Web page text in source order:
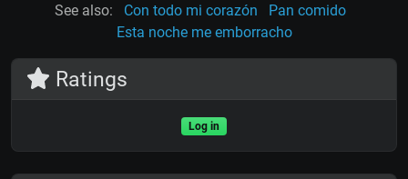
See also: Con todo mi corazón
Pan comido
Esta noche me emborracho
Ratings
Log in